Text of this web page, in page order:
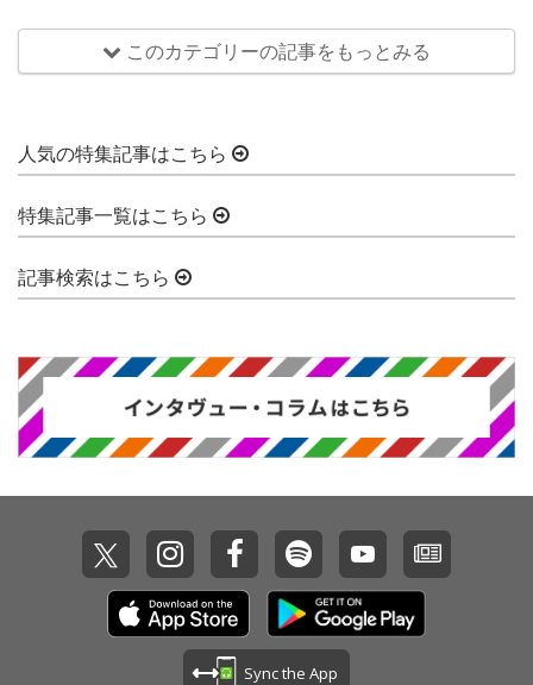
このカテゴリーの記事をもっとみる
人気の特集記事はこちら
特集記事一覧はこちら
記事検索はこちら
Sync the App